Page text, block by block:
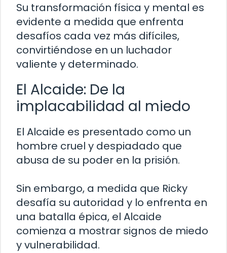
Su transformación física y mental es
evidente a medida que enfrenta
desafíos cada vez más difíciles,
convirtiéndose en un luchador
valiente y determinado.
El Alcaide: De la
implacabilidad al miedo
El Alcaide es presentado como un
hombre cruel y despiadado que
abusa de su poder en la prisión.
Sin embargo, a medida que Ricky
desafía su autoridad y lo enfrenta en
una batalla épica, el Alcaide
comienza a mostrar signos de miedo
y vulnerabilidad.